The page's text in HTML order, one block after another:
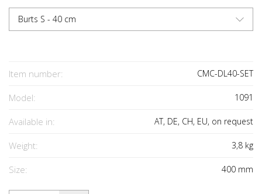
Burts S - 40 cm
Item number: CMC-DL40-SET
Model: 1091
Available in: AT, DE, CH, EU, on request
Weight: 3,8 kg
Size: 400 mm